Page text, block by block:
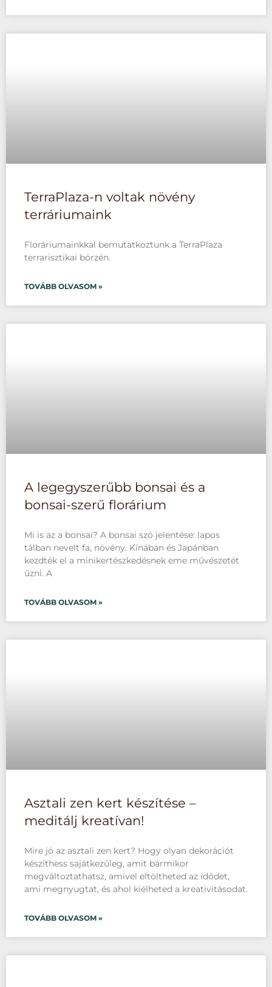
TerraPlaza-n voltak növény
terráriumaink
Floráriumainkkal bemutatkoztunk a TerraPlaza
terrarisztikai börzén.
TOVÁBB OLVASOM »
A legegyszerűbb bonsai és a
bonsai-szerű florárium
Mi is az a bonsai? A bonsai szó jelentése: lapos
tálban nevelt fa, növény. Kínában és Japánban
kezdték el a minikertészkedésnek eme művészetét
űzni. A
TOVÁBB OLVASOM »
Asztali zen kert készítése –
meditálj kreatívan!
Mire jó az asztali zen kert? Hogy olyan dekorációt
készíthess sajátkezűleg, amit bármikor
megváltoztathatsz, amivel eltöltheted az idődet,
ami megnyugtat, és ahol kiélheted a kreativitásodat.
TOVÁBB OLVASOM »